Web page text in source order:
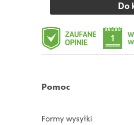
Do
Pomoc
Formy wysyłki